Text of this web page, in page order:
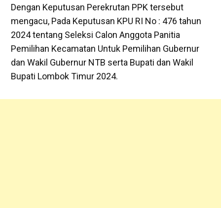
Dengan Keputusan Perekrutan PPK tersebut
mengacu, Pada Keputusan KPU RI No : 476 tahun
2024 tentang Seleksi Calon Anggota Panitia
Pemilihan Kecamatan Untuk Pemilihan Gubernur
dan Wakil Gubernur NTB serta Bupati dan Wakil
Bupati Lombok Timur 2024.